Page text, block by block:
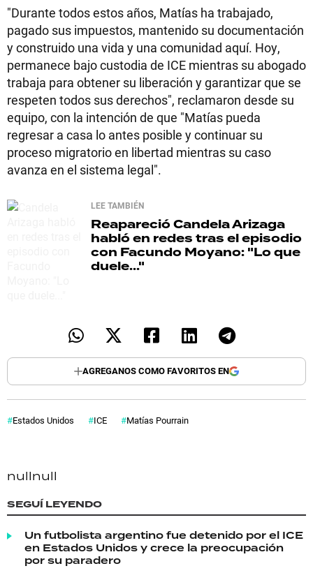
"Durante todos estos años, Matías ha trabajado,
pagado sus impuestos, mantenido su documentación
y construido una vida y una comunidad aquí. Hoy,
permanece bajo custodia de ICE mientras su abogado
trabaja para obtener su liberación y garantizar que se
respeten todos sus derechos", reclamaron desde su
equipo, con la intención de que "Matías pueda
regresar a casa lo antes posible y continuar su
proceso migratorio en libertad mientras su caso
avanza en el sistema legal".
LEE TAMBIÉN
ReaparecióCandela Arizaga
habló en redes tras el episodio
con Facundo Moyano: "Lo que
duele..."
AGREGANOS COMO FAVORITOS EN
Estados Unidos ICE Matías Pourrain
nullnull
SEGUÍ LEYENDO
Un futbolista argentino fue detenido por el ICE
en Estados Unidos y crece la preocupación
por su paradero